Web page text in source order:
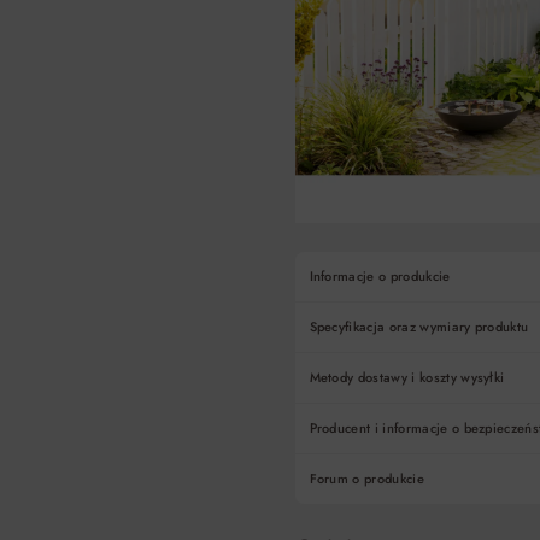
Informacje o produkcie
Specyfikacja oraz wymiary produktu
Metody dostawy i koszty wysyłki
Producent i informacje o
Forum o produkcie